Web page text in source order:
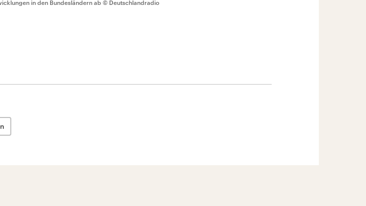
in den Bundesländern ab © Deutschlandradio